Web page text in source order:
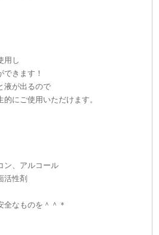
用し
きます！
液が出るので
にご使用いただけます。
ン、アルコール
活性剤
全なものを＾＾＊